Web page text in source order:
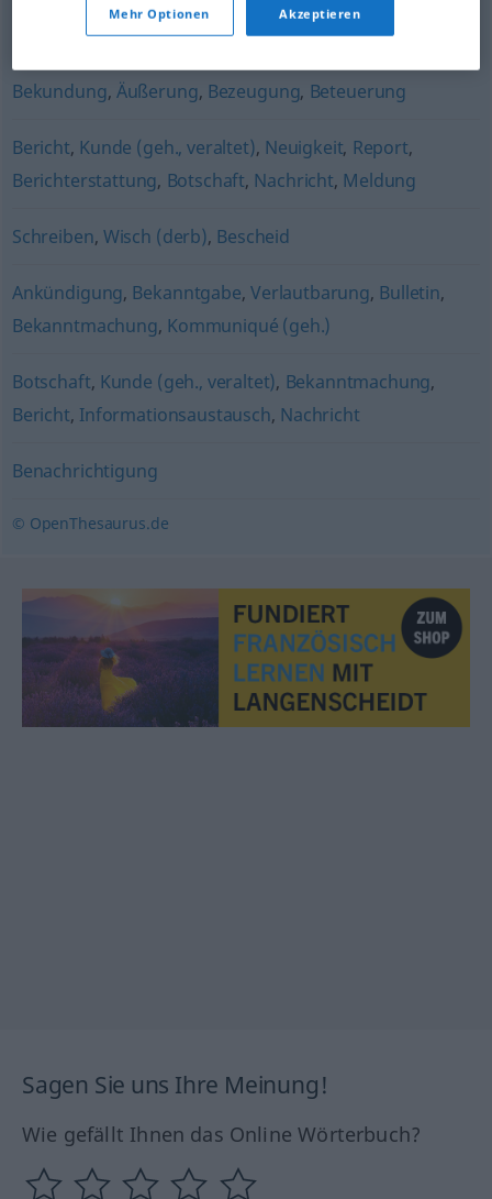
Bekundung, Äußerung, Bezeugung, Beteuerung
Bericht, Kunde (geh., veraltet), Neuigkeit, Report,
Berichterstattung, Botschaft, Nachricht, Meldung
Schreiben, Wisch (derb), Bescheid
Ankündigung, Bekanntgabe,Verlautbarung, Bulletin,
Bekanntmachung, Kommuniqué (geh.)
Botschaft, Kunde (geh., veraltet), Bekanntmachung,
Bericht, Informationsaustausch, Nachricht
Benachrichtigung
© OpenThesaurus.de
Sagen Sie uns Ihre Meinung!
Wie gefällt Ihnen das Online Wörterbuch?
Mehr Optionen Akzeptieren